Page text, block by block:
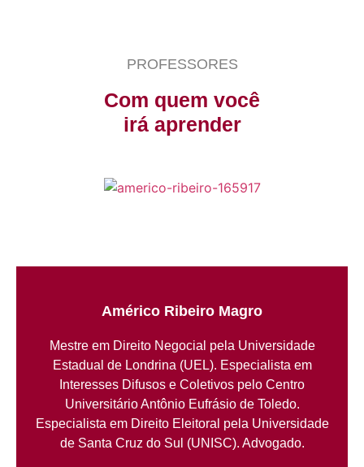
PROFESSORES
Com quem você
irá aprender
Américo Ribeiro Magro
Mestre em Direito Negocial pela Universidade
Estadual de Londrina (UEL). Especialista em
Interesses Difusos e Coletivos pelo Centro
Universitário Antônio Eufrásio de Toledo.
Especialista em Direito Eleitoral pela Universidade
de Santa Cruz do Sul (UNISC). Advogado.